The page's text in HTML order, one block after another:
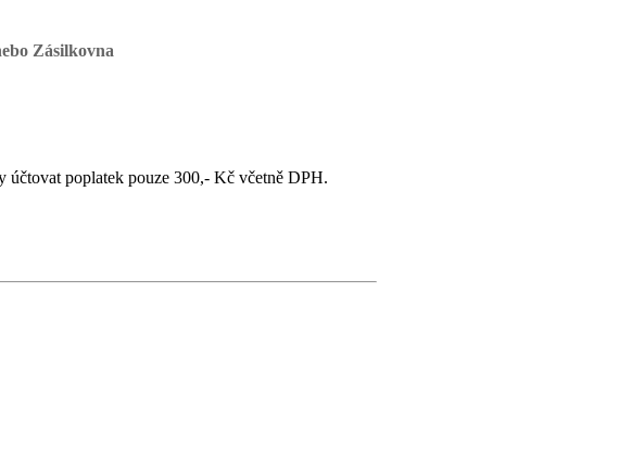
Zásilkovna
účtovat poplatek pouze 300,- Kč včetně DPH.